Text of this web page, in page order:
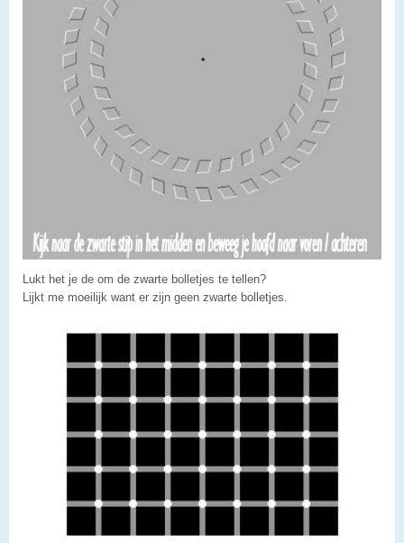
Lukt het je de om de zwarte bolletjes te tellen?
Lijkt me moeilijk want er zijn geen zwarte bolletjes.